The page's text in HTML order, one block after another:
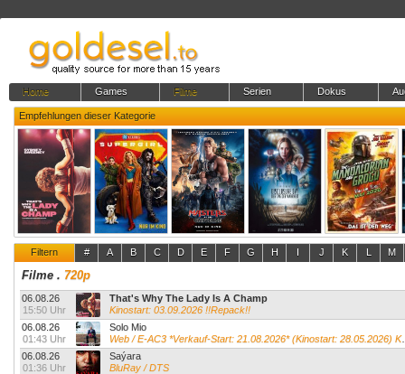
Home Games Filme Serien Dokus
Empfehlungen dieser Kategorie
Filtern # A B C D E F G H I J K L M
Filme . 720p
06.08.26
15:50 Uhr
That's Why The Lady Is A Champ
Kinostart: 03.09.2026 !!Repack!!
06.08.26
01:43 Uhr
Solo Mio
Web / E-AC3 *Verkauf-Start: 21.08.2026* (Kinostart: 28.05.2026) Kevin James...
06.08.26
01:36 Uhr
Saýara
BluRay / DTS